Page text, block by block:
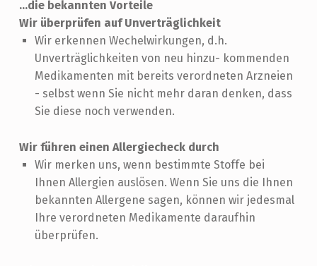
...die bekannten Vorteile
Wir überprüfen auf Unverträglichkeit
Wir erkennen Wechelwirkungen, d.h.
Unverträglichkeiten von neu hinzu- kommenden
Medikamenten mit bereits verordneten Arzneien
- selbst wenn Sie nicht mehr daran denken, dass
Sie diese noch verwenden.
Wir führen einen Allergiecheck durch
Wir merken uns, wenn bestimmte Stoffe bei
Ihnen Allergien auslösen. Wenn Sie uns die Ihnen
bekannten Allergene sagen, können wir jedesmal
Ihre verordneten Medikamente daraufhin
überprüfen.